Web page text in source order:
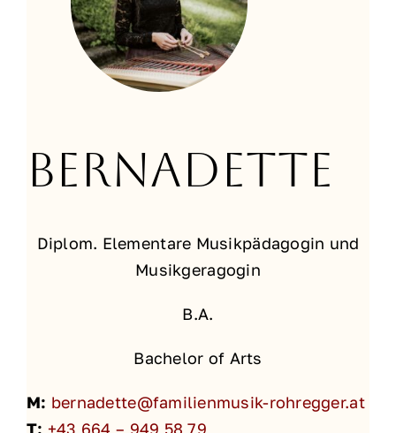
Bernadette
Diplom. Elementare Musikpädagogin und
Musikgeragogin
B.A.
Bachelor of Arts
M: bernadette@familienmusik-rohregger.at
T: +43 664 – 949 58 79